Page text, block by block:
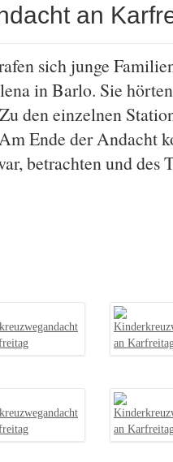
an
sich junge
in Barlo. Sie
den einzelnen
Ende der Andacht
betrachten und des